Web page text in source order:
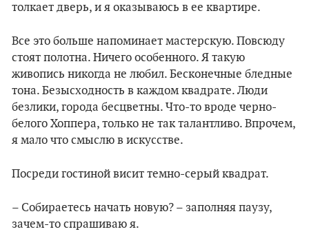
толкает дверь, и я оказываюсь в ее квартире.
Все это больше напоминает мастерскую. Повсюду
стоят полотна. Ничего особенного. Я такую
живопись никогда не любил. Бесконечные бледные
тона. Безысходность в каждом квадрате. Люди
безлики, города бесцветны. Что-то вроде черно-
белого Хоппера, только не так талантливо. Впрочем,
я мало что смыслю в искусстве.
Посреди гостиной висит темно-серый квадрат.
– Собираетесь начать новую? – заполняя паузу,
зачем-то спрашиваю я.